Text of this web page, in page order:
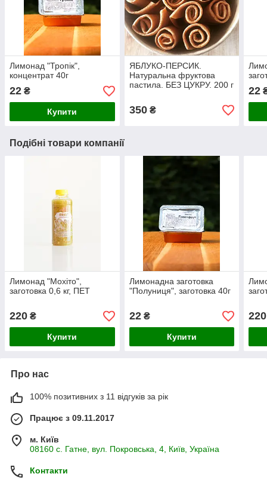
Лимонад "Тропік",
концентрат 40г
22 ₴
Купити
ЯБЛУКО-ПЕРСИК.
Натуральна фруктова
пастила. БЕЗ ЦУКРУ. 200 г
350₴
22
Подібні товари компанії
Лимонад "Мохіто",
заготовка 0,6 кг, ПЕТ
220 ₴
Купити
Лимонадна заготовка
"Полуниця", заготовка 40г
22₴
Купити
220
Про нас
100% позитивних з 11 відгуків за рік
Працює з 09.11.2017
м. Київ
08160 с. Гатне, вул. Покровська, 4, Київ, Україна
Контакти